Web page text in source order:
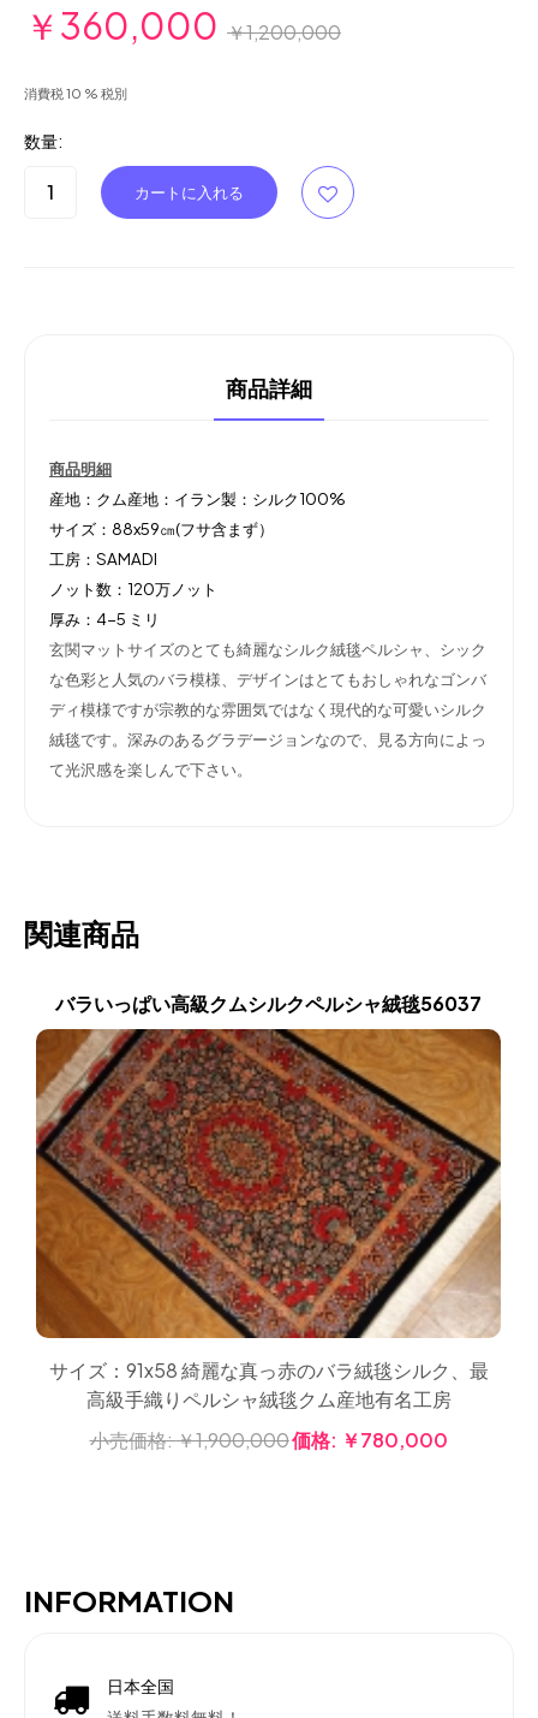
￥360,000 ￥1,200,000
消費税 10 % 税別
数量:
商品詳細
商品明細
産地：クム産地：イラン製：シルク100%
サイズ：88x59㎝(フサ含まず）
工房：SAMADI
ノット数：120万ノット
厚み：4-5 ミリ
玄関マットサイズのとても綺麗なシルク絨毯ペルシャ、シック
な色彩と人気のバラ模様、デザインはとてもおしゃれなゴンバ
ディ模様ですが宗教的な雰囲気ではなく現代的な可愛いシルク
絨毯です。深みのあるグラデージョンなので、見る方向によっ
て光沢感を楽しんで下さい。
関連商品
バラいっぱい高級クムシルクペルシャ絨毯56037
サイズ：91x58 綺麗な真っ赤のバラ絨毯シルク、最
高級手織りペルシャ絨毯クム産地有名工房
小売価格:￥1,900,000価格: ￥780,000
INFORMATION
日本全国